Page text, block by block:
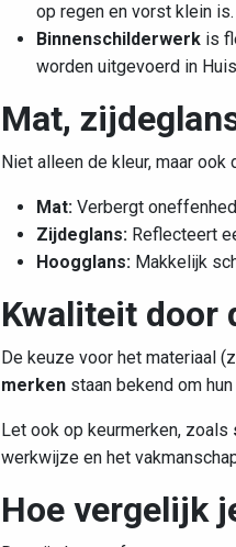
op regen en vorst klein is.
Binnenschilderwerk is
worden uitgevoerd in
Mat,
Niet alleen de kleur, maar
Mat: Verbergt
Zijdeglans: Reflecteert
Hoogglans: Makkelijk
Kwaliteit door
De keuze voor het materiaal
merken staan bekend om
Let ook op keurmerken, zoals
werkwijze en het
Hoe vergelijk